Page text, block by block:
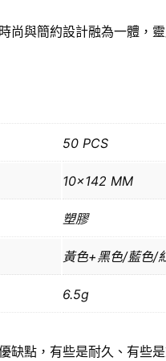
尚與簡約設計融為一體，
50 PCS
10×142 MM
塑膠
黃色+黑色/藍色/
6.5g
缺點，有些是耐久、有些